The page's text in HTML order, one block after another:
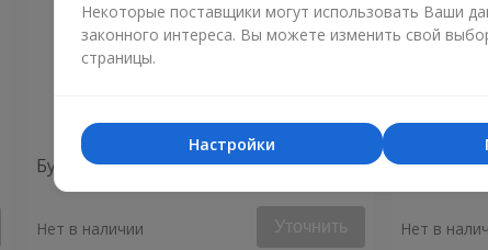
Букет "Услышь моё сердце"
Нет в наличии Уточнить
Букет
Нет в
Некоторые поставщики могут использовать Ваши
законного интереса. Вы можете изменить свой
страницы.
Настройки